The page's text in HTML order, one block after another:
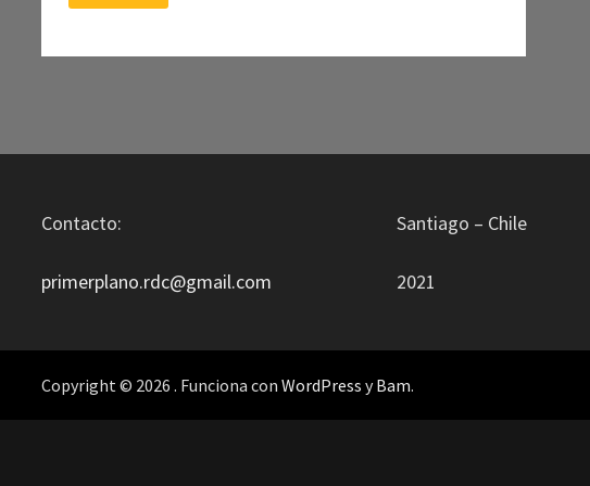
PROFECÍA:
EN
Contacto:
primerplano.rdc@gmail.com
Santiago – Chile
2021
Copyright © 2026. Funciona conWordPress yBam.